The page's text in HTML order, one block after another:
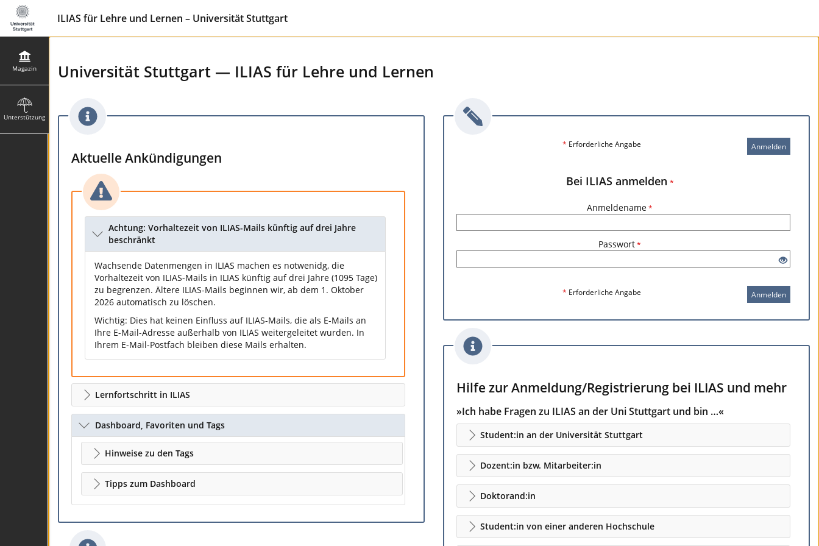
ILIAS für Lehre und Lernen – Universität Stuttgart
Magazin
Unterstützung
Universität Stuttgart — ILIAS für Lehre und Lernen
Aktuelle Ankündigungen
Achtung: Vorhaltezeit von ILIAS-Mails künftig auf drei Jahre
beschränkt
Wachsende Datenmengen in ILIAS machen es notwenidg, die
Vorhaltezeit von ILIAS-Mails in ILIAS künftig auf drei Jahre (1095 Tage)
zu begrenzen. Ältere ILIAS-Mails beginnen wir, ab dem 1. Oktober
2026 automatisch zu löschen.
Wichtig: Dies hat keinen Einfluss auf ILIAS-Mails, die als E-Mails an
Ihre E-Mail-Adresse außerhalb von ILIAS weitergeleitet wurden. In
Ihrem E-Mail-Postfach bleiben diese Mails erhalten.
Lernfortschritt in ILIAS
Dashboard, Favoriten und Tags
Hinweise zu den Tags
Tipps zum Dashboard
Anmelden
* Erforderliche Angabe
Bei ILIAS anmelden *
Anmeldename*
Passwort*
* Erforderliche Angabe Anmelden
Hilfe zur Anmeldung/Registrierung bei ILIAS und mehr
»Ich habe Fragen zu ILIAS an der Uni Stuttgart und bin …«
Student:in an der Universität Stuttgart
Dozent:in bzw. Mitarbeiter:in
Doktorand:in
Student:in von einer anderen Hochschule